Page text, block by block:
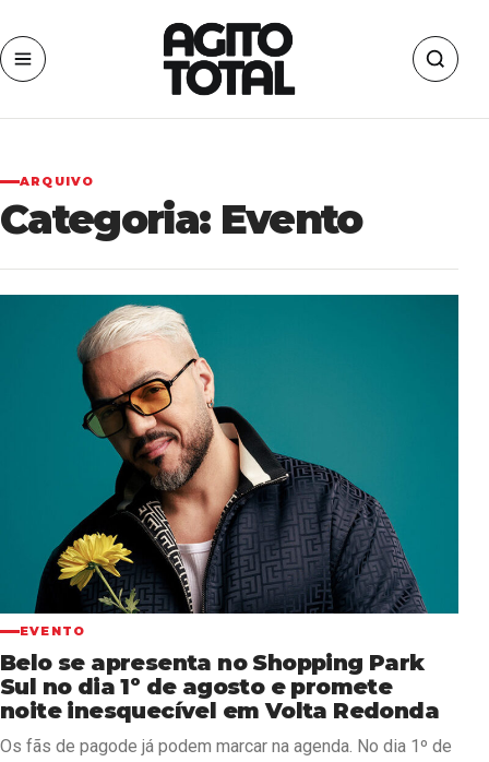
ARQUIVO
Categoria: Evento
EVENTO
Belo se apresenta no Shopping Park
Sul no dia 1º de agosto e promete
noite inesquecível em Volta Redonda
Os fãs de pagode já podem marcar na agenda. No dia 1º de